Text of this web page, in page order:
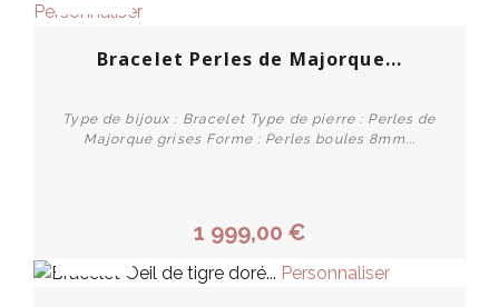
Personnaliser
Bracelet Perles de Majorque...
Type de bijoux : Bracelet Type de pierre : Perles de
Majorque grises Forme : Perles boules 8mm...
1 999,00 €
Personnaliser